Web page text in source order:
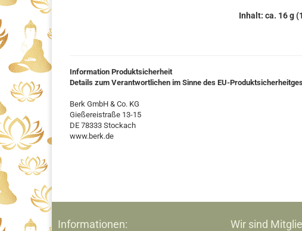
Inhalt: ca. 16 g
Information Produktsicherheit
Details zum Verantwortlichen im Sinne des EU-
Berk GmbH & Co. KG
Gießereistraße 13-15
DE 78333 Stockach
www.berk.de
Informationen: Wir sind